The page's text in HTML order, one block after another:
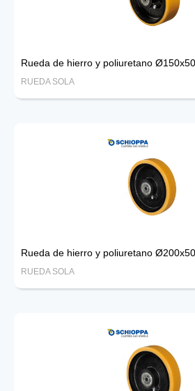
Rueda de hierro y poliuretano
RUEDA SOLA
Rueda de hierro y poliuretano
RUEDA SOLA